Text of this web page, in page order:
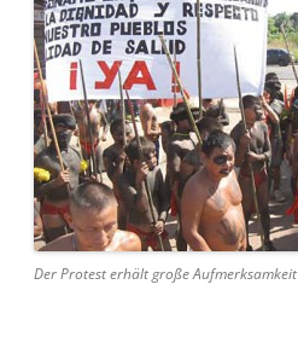
Der Protest erhält große Aufmerksamkeit